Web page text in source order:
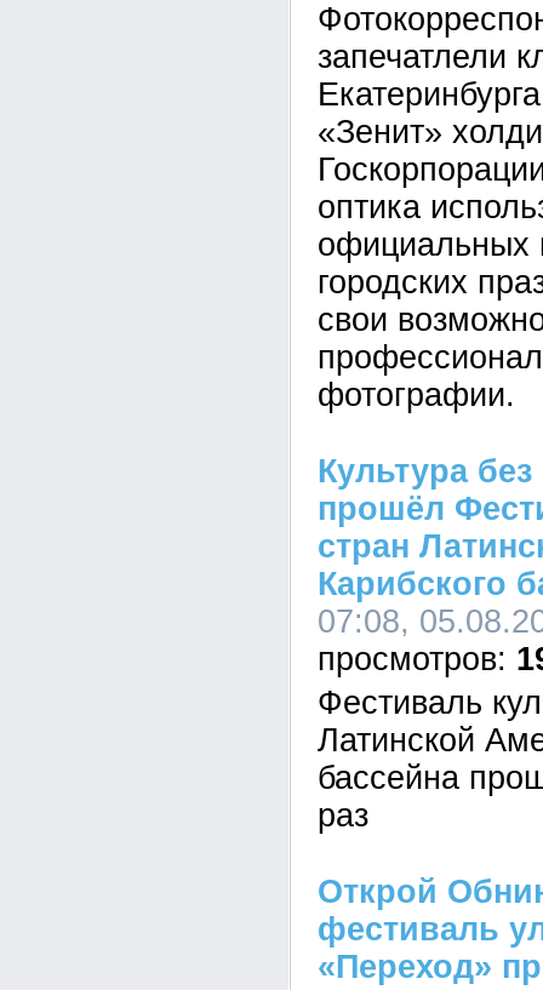
запечатлели
«Зенит»
оптика
официальных
городских
свои
фотографии.
Культура
прошёл
стран
Карибского
07:08,
Фестиваль
Латинской
бассейна
раз
Открой
фестиваль
«Переход»